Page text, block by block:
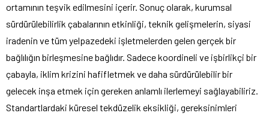
ortamının teşvik edilmesini içerir. Sonuç olarak, kurumsal
sürdürülebilirlik çabalarının etkinliği, teknik gelişmelerin, siyasi
iradenin ve tüm yelpazedeki işletmelerden gelen gerçek bir
bağlılığın birleşmesine bağlıdır. Sadece koordineli ve işbirlikçi bir
çabayla, iklim krizini hafifletmek ve daha sürdürülebilir bir
gelecek inşa etmek için gereken anlamlı ilerlemeyi sağlayabiliriz.
Standartlardaki küresel tekdüzelik eksikliği, gereksinimleri